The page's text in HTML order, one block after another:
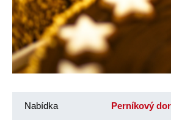
Nabídka Perníkový